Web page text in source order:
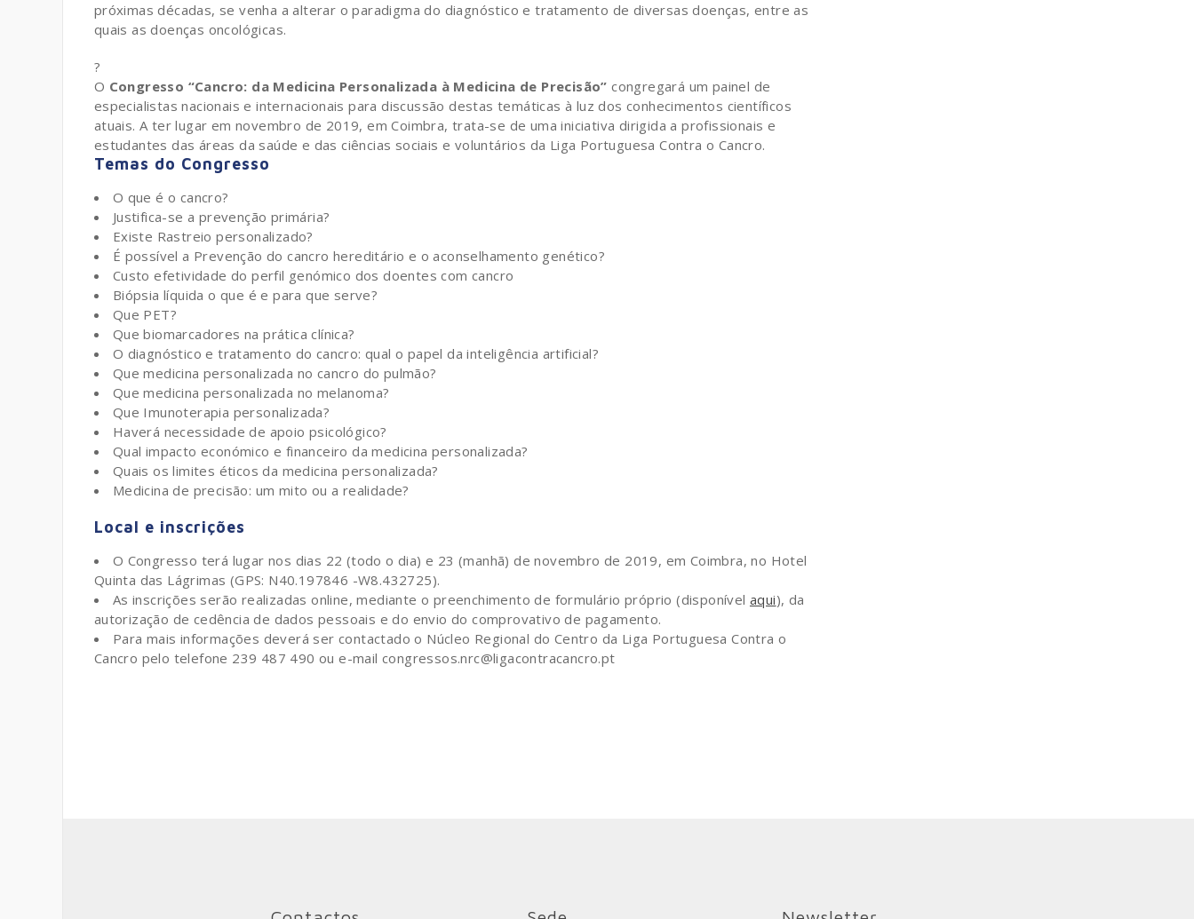
próximas décadas, se venha a alterar o paradigma do diagnóstico e tratamento de diversas doenças, entre as
quais as doenças oncológicas.
?
O Congresso “Cancro: da Medicina Personalizada à Medicina de Precisão”congregará um painel de
especialistas nacionais e internacionais para discussão destas temáticas à luz dos conhecimentos científicos
atuais. A ter lugar em novembro de 2019, em Coimbra, trata-se de uma iniciativa dirigida a profissionais e
estudantes das áreas da saúde e das ciências sociais e voluntários da Liga Portuguesa Contra o Cancro.
Temas do Congresso
O que é o cancro?
Justifica-se a prevenção primária?
Existe Rastreio personalizado?
É possível a Prevenção do cancro hereditário e o aconselhamento genético?
Custo efetividade do perfil genómico dos doentes com cancro
Biópsia líquida o que é e para que serve?
Que PET?
Que biomarcadores na prática clínica?
O diagnóstico e tratamento do cancro: qual o papel da inteligência artificial?
Que medicina personalizada no cancro do pulmão?
Que medicina personalizada no melanoma?
Que Imunoterapia personalizada?
Haverá necessidade de apoio psicológico?
Qual impacto económico e financeiro da medicina personalizada?
Quais os limites éticos da medicina personalizada?
Medicina de precisão: um mito ou a realidade?
Local e inscrições
O Congresso terá lugar nos dias 22 (todo o dia) e 23 (manhã) de novembro de 2019, em Coimbra, no Hotel
Quinta das Lágrimas (GPS: N40.197846 -W8.432725).
As inscrições serão realizadas online, mediante o preenchimento de formulário próprio (disponível aqui), da
autorização de cedência de dados pessoais e do envio do comprovativo de pagamento.
Para mais informações deverá ser contactado o Núcleo Regional do Centro da Liga Portuguesa Contra o
Cancro pelo telefone 239 487 490 ou e-mail congressos.nrc@ligacontracancro.pt